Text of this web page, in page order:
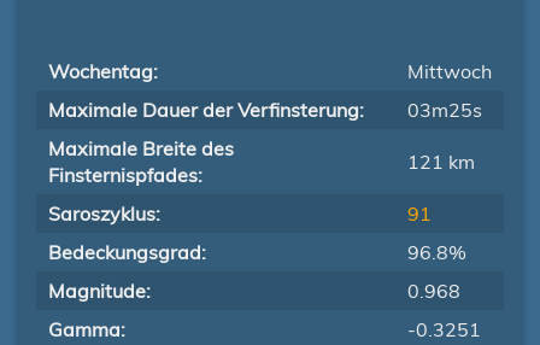
Wochentag:
Mittwoch
Maximale Dauer der Verfinsterung:
03m25s
Maximale Breite des
Finsternispfades:
121 km
Saroszyklus:
91
Bedeckungsgrad:
96.8%
Magnitude:
0.968
Gamma:
-0.3251